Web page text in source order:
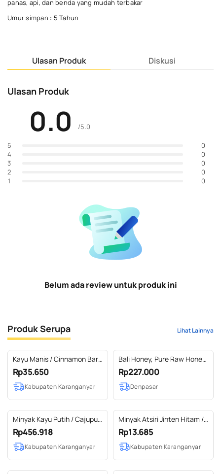
panas, api, dan benda yang mudah terbakar
Umur simpan : 5 Tahun
Ulasan Produk Diskusi
Ulasan Produk
0.0 /5.0
5
0
4
0
3
0
2
0
1
0
Belum ada review untuk produk ini
Produk Serupa Lihat Lainnya
Kayu Manis / Cinnamon Bark
Essential Oil 100 % Pure
Rp35.650
Kabupaten Karanganyar
Bali Honey, Pure Raw Honey
850gr
Rp227.000
Denpasar
Minyak Kayu Putih / Cajuput
Essential Oil 100% Pure (1 L)
Rp456.918
Kabupaten Karanganyar
Minyak Atsiri Jinten Hitam /
Cumin Black Essential Oil
100% Pure (2-10 ml)
Rp13.685
Kabupaten Karanganyar